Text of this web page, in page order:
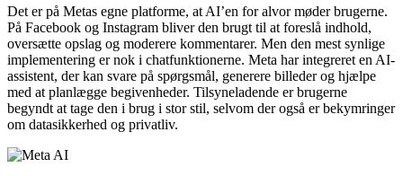
Det er på Metas egne platforme, at AI’en for alvor møder brugerne.
På Facebook og Instagram bliver den brugt til at foreslå indhold,
oversætte opslag og moderere kommentarer. Men den mest synlige
implementering er nok i chatfunktionerne. Meta har integreret en AI-
assistent, der kan svare på spørgsmål, generere billeder og hjælpe
med at planlægge begivenheder. Tilsyneladende er brugerne
begyndt at tage den i brug i stor stil, selvom der også er bekymringer
om datasikkerhed og privatliv.